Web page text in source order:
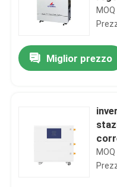
Miglior prezzo